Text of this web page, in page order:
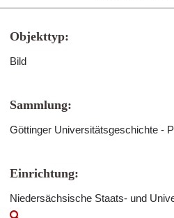
Objekttyp:
Bild
Sammlung:
Göttinger Universitätsgeschichte -
Einrichtung:
Niedersächsische Staats- und